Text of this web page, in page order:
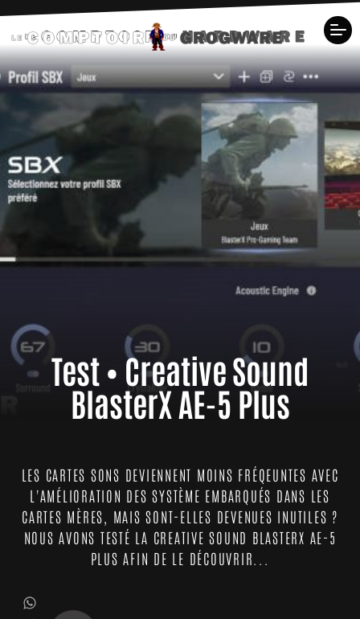
Test • Creative Sound
BlasterX AE-5 Plus
LES CARTES SONS DEVIENNENT MOINS FRÉQEUNTES AVEC
L'AMÉLIORATION DES SYSTÈME EMBARQUÉS DANS LES
CARTES MÈRES, MAIS SONT-ELLES DEVENUES INUTILES ?
NOUS AVONS TESTÉ LA CREATIVE SOUND BLASTERX AE-5
PLUS AFIN DE LE DÉCOUVRIR...